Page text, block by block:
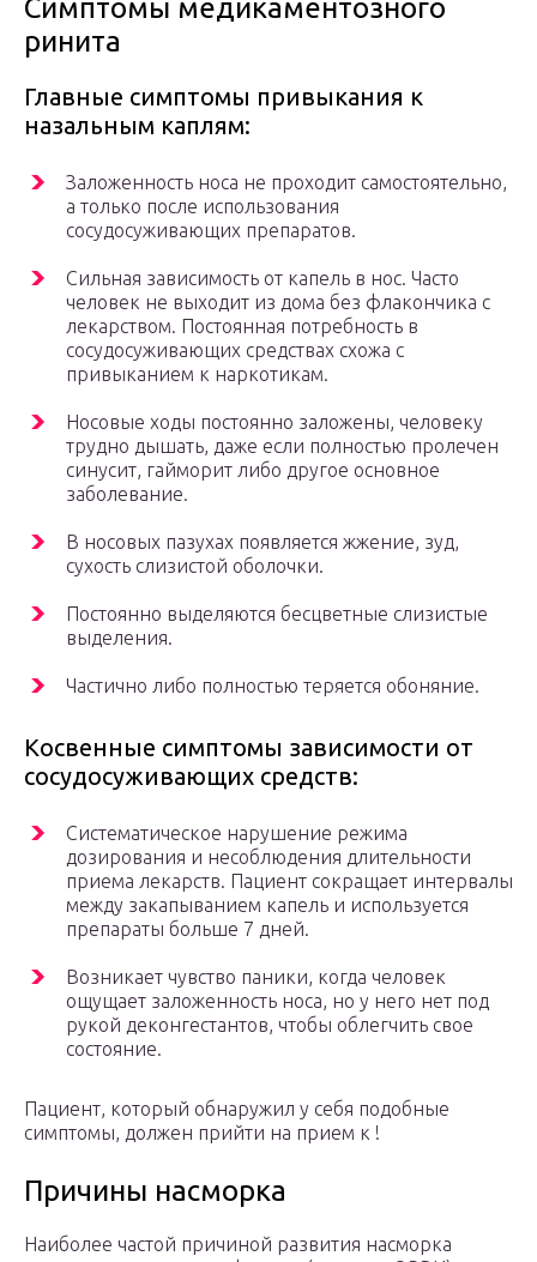
Симптомы медикаментозного
ринита
Главные симптомы привыкания к
назальным каплям:
Заложенность носа не проходит самостоятельно,
а только после использования
сосудосуживающих препаратов.
Сильная зависимость от капель в нос. Часто
человек не выходит из дома без флакончика с
лекарством. Постоянная потребность в
сосудосуживающих средствах схожа с
привыканием к наркотикам.
Носовые ходы постоянно заложены, человеку
трудно дышать, даже если полностью пролечен
синусит, гайморит либо другое основное
заболевание.
В носовых пазухах появляется жжение, зуд,
сухость слизистой оболочки.
Постоянно выделяются бесцветные слизистые
выделения.
Частично либо полностью теряется обоняние.
Косвенные симптомы зависимости от
сосудосуживающих средств:
Систематическое нарушение режима
дозирования и несоблюдения длительности
приема лекарств. Пациент сокращает интервалы
между закапыванием капель и используется
препараты больше 7 дней.
Возникает чувство паники, когда человек
ощущает заложенность носа, но у него нет под
рукой деконгестантов, чтобы облегчить свое
состояние.
Пациент, который обнаружил у себя подобные
симптомы, должен прийти на прием к !
Причины насморка
Наиболее частой причиной развития насморка